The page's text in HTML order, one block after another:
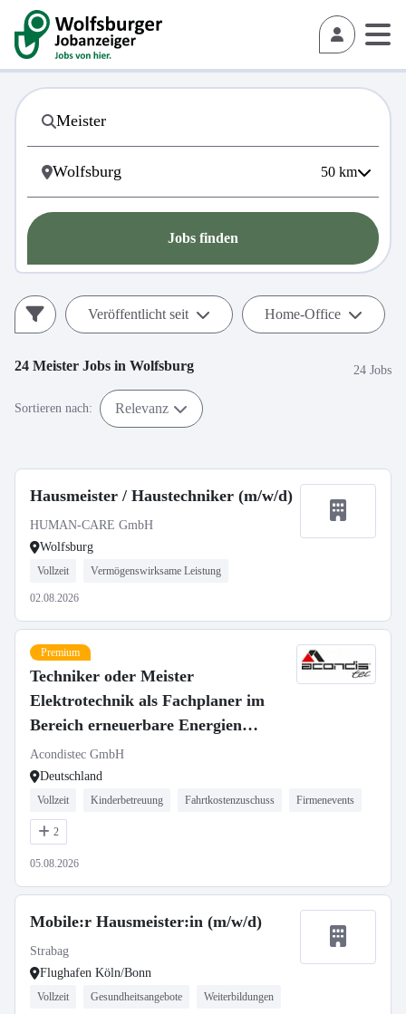
50 km
Jobs finden
Veröffentlicht seit Home-Office
24 Meister Jobs in Wolfsburg 24 Jobs
Sortieren nach: Relevanz
Hausmeister / Haustechniker (m/w/d)
HUMAN-CARE GmbH
Wolfsburg
Vollzeit Vermögenswirksame Leistung
02.08.2026
Premium
Techniker oder Meister
Elektrotechnik als Fachplaner im
Bereich erneuerbare Energien
(m/w/d)
Acondistec GmbH
Deutschland
Vollzeit Kinderbetreuung Fahrtkostenzuschuss Firmenevents
2
05.08.2026
Mobile:r Hausmeister:in (m/w/d)
Strabag
Flughafen Köln/Bonn
Vollzeit Gesundheitsangebote Weiterbildungen